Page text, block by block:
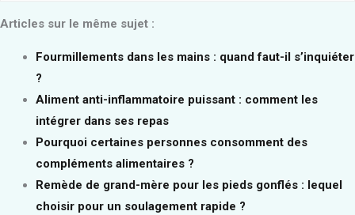
Articles sur le même sujet :
Fourmillements dans les mains : quand faut-il s’inquiéter
?
Aliment anti-inflammatoire puissant : comment les
intégrer dans ses repas
Pourquoi certaines personnes consomment des
compléments alimentaires ?
Remède de grand-mère pour les pieds gonflés : lequel
choisir pour un soulagement rapide ?